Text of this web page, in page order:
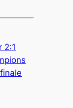
2:1